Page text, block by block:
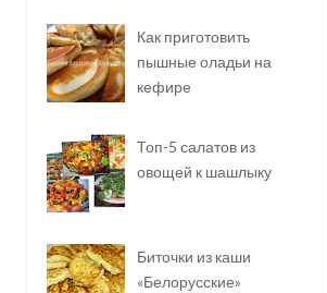
Как приготовить
пышные оладьи на
кефире
Топ-5 салатов из
овощей к шашлыку
Биточки из каши
«Белорусские»